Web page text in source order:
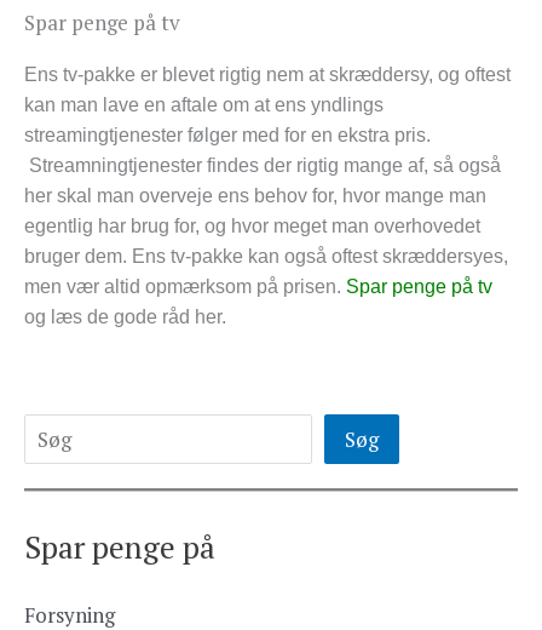
Spar penge på tv
Ens tv-pakke er blevet rigtig nem at skræddersy, og oftest
kan man lave en aftale om at ens yndlings
streamingtjenester følger med for en ekstra pris.
Streamningtjenester findes der rigtig mange af, så også
her skal man overveje ens behov for, hvor mange man
egentlig har brug for, og hvor meget man overhovedet
bruger dem. Ens tv-pakke kan også oftest skræddersyes,
men vær altid opmærksom på prisen. Spar penge på tv
og læs de gode råd her.
Søg
Spar penge på
Forsyning